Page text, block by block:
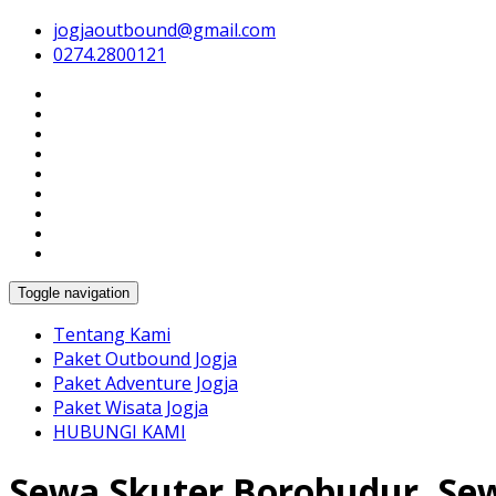
Paket Outbound Jogja &
Harga Paket Wisata Outbound Jogja Murah, Tempat
jogjaoutbound@gmail.com
0274.2800121
Toggle navigation
Tentang Kami
Paket Outbound Jogja
Paket Adventure Jogja
Paket Wisata Jogja
HUBUNGI KAMI